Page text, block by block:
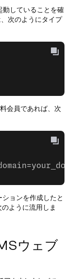
動していることを確
次のようにタイプ
会員であれば、次
ョンを作成したと
ように流用しま
ウェブ